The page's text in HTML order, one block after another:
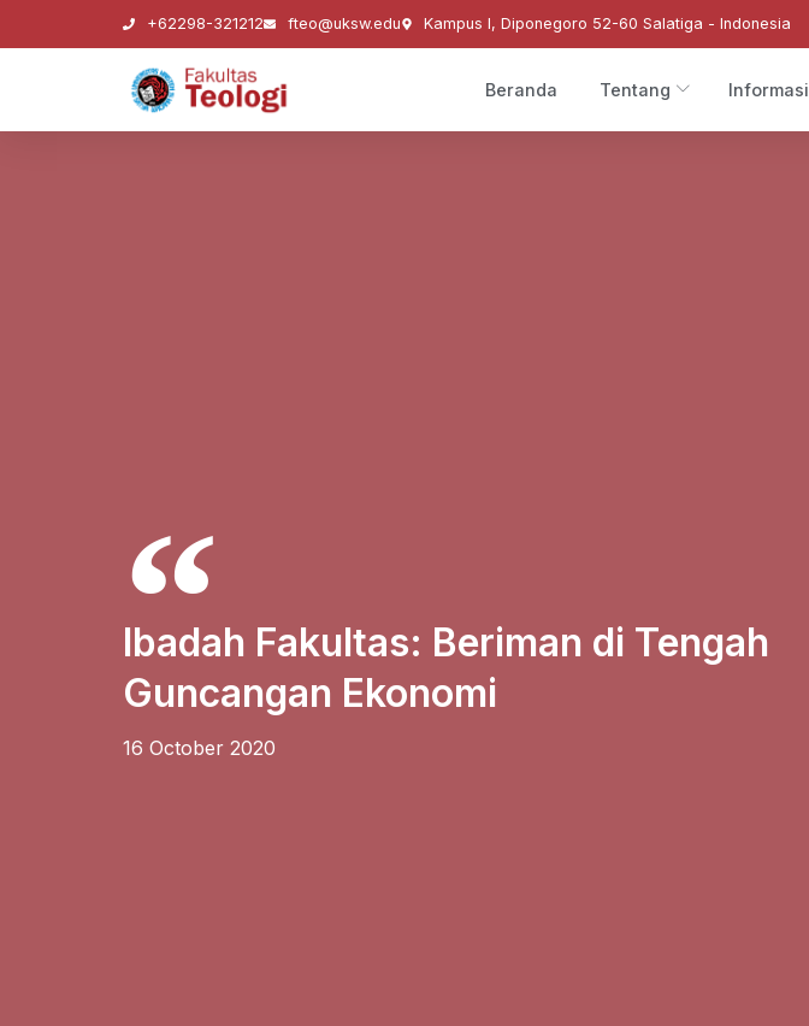
+62298-321212 fteo@uksw.edu Kampus I, Diponegoro 52-60 Salatiga - Indonesia
Beranda Tentang Informasi
Ibadah Fakultas: Beriman di Tengah
Guncangan Ekonomi
16 October 2020